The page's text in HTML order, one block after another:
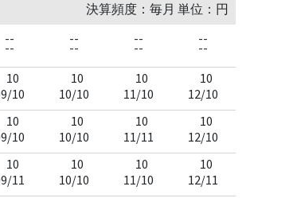
決算頻度：毎月 単位：円
--
--
--
--
--
--
--
--
10
10
10
10/10
10
11/10
10
12/10
10
10
10
10/10
10
11/11
10
12/10
10
11
10
10/10
10
11/10
10
12/11